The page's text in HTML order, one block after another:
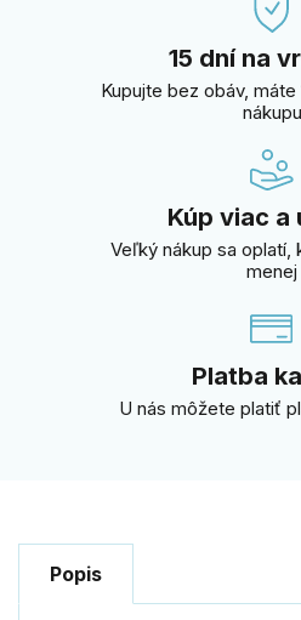
15 dní na
Kupujte bez obáv, máte
nákupu
Kúp viac a
Veľký nákup sa oplatí,
menej
Platba
U nás môžete platiť
Popis